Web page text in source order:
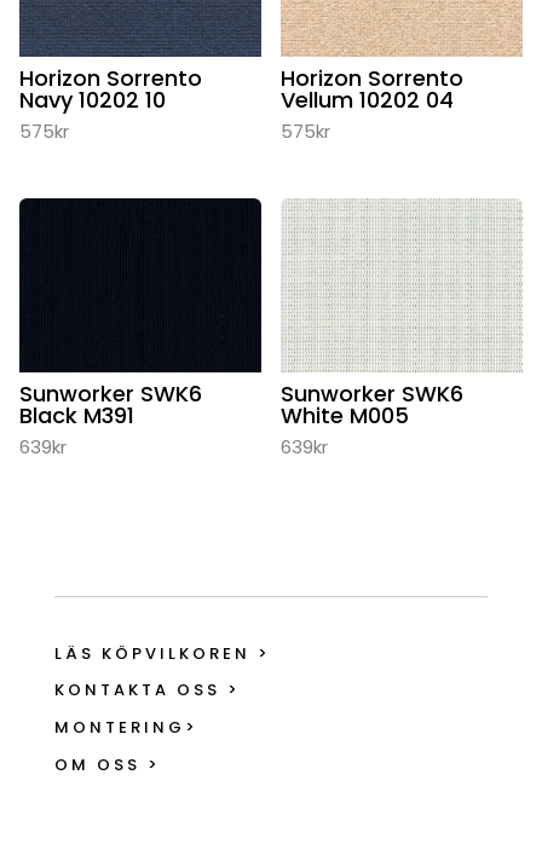
Horizon Sorrento
Navy 10202 10
575kr
Horizon Sorrento
Vellum 10202 04
575kr
Sunworker SWK6
Black M391
639kr
Sunworker SWK6
White M005
639kr
LÄS KÖPVILKOREN >
KONTAKTA OSS >
MONTERING>
OM OSS >